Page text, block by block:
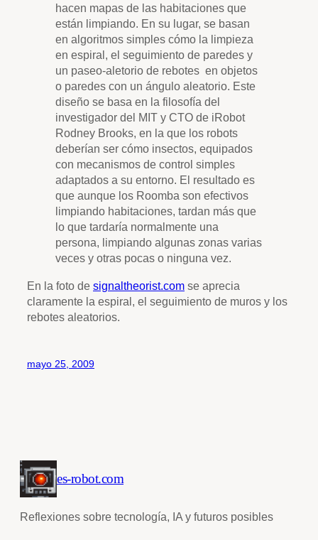
hacen mapas de las habitaciones que
están limpiando. En su lugar, se basan
en algoritmos simples cómo la limpieza
en espiral, el seguimiento de paredes y
un paseo-aletorio de rebotes en objetos
o paredes con un ángulo aleatorio. Este
diseño se basa en la filosofía del
investigador del MIT y CTO de iRobot
Rodney Brooks, en la que los robots
deberían ser cómo insectos, equipados
con mecanismos de control simples
adaptados a su entorno. El resultado es
que aunque los Roomba son efectivos
limpiando habitaciones, tardan más que
lo que tardaría normalmente una
persona, limpiando algunas zonas varias
veces y otras pocas o ninguna vez.
En la foto de signaltheorist.com se aprecia
claramente la espiral, el seguimiento de muros y los
rebotes aleatorios.
mayo 25, 2009
es-robot.com
Reflexiones sobre tecnología, IA y futuros posibles